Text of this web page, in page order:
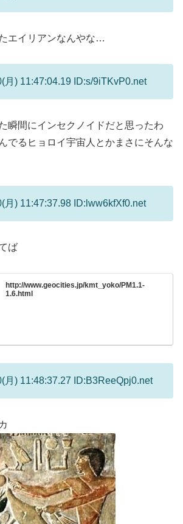
エイリアンなんやな…
月) 11:47:04.19 ID:s/9iTKvP0.net
瞬間にインセクノイドだと思ったわ
でるヒョロイ宇宙人とかまさにそんな
月) 11:47:37.98 ID:lww6kfXf0.net
ば
http://www.geocities.jp/kmt_yoko/PM1.1-
1.6.html
月) 11:48:37.27 ID:B3ReeQpj0.net